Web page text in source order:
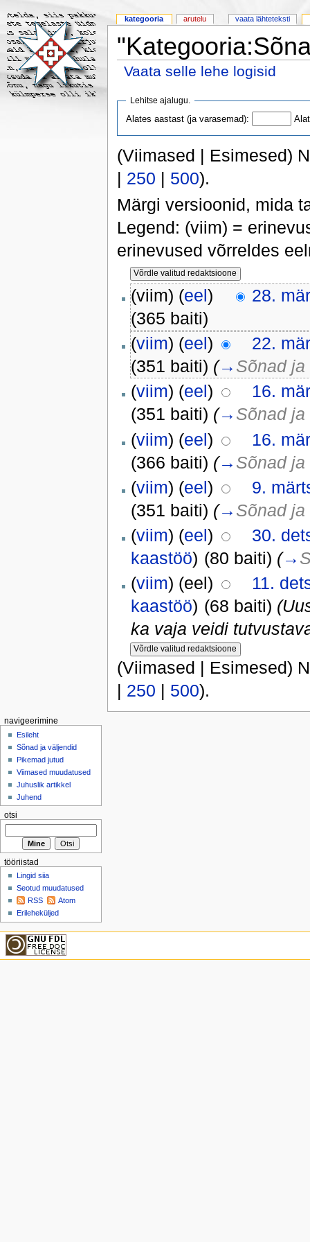
Vaata selle lehe logisid
Lehitse ajalugu.
Alates aastast (ja varasemad):
(Viimased | Esimesed)
| 250 | 500).
Märgi versioonid, mida
Legend: (viim) =
erinevused võrreldes
(viim) (eel)
28.
(365 baiti)
(viim) (eel)
22.
(351 baiti) (→ Sõnad
(viim) (eel)
16.
(351 baiti) (→ Sõnad
(viim) (eel)
16.
(366 baiti) (→ Sõnad
(viim) (eel)
9.
(351 baiti) (→ Sõnad
(viim) (eel)
30.
kaastöö) (80 baiti) (→
(viim) (eel)
11.
kaastöö) (68 baiti)
ka vaja veidi
(Viimased | Esimesed)
| 250 | 500).
kategooria arutelu vaata lähteteksti
navigeerimine
Esileht
Sõnad ja väljendid
Pikemad jutud
Viimased muudatused
Juhuslik artikkel
Juhend
otsi
tööriistad
Lingid siia
Seotud muudatused
RSS
Atom
Erileheküljed